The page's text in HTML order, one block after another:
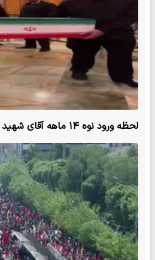
لحظه ورود نوه ۱۴ ماهه
علی (ع)